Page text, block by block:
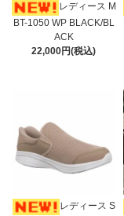
レディース M
BT-1050 WP BLACK/BL
ACK
22,000円(税込)
レディース S